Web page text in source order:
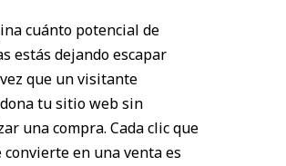
cuánto potencial de
estás dejando escapar
que un visitante
tu sitio web sin
una compra. Cada clic que
convierte en una venta es